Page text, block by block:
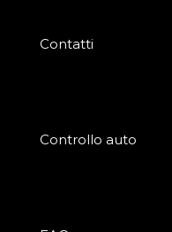
Contatti
Controllo auto